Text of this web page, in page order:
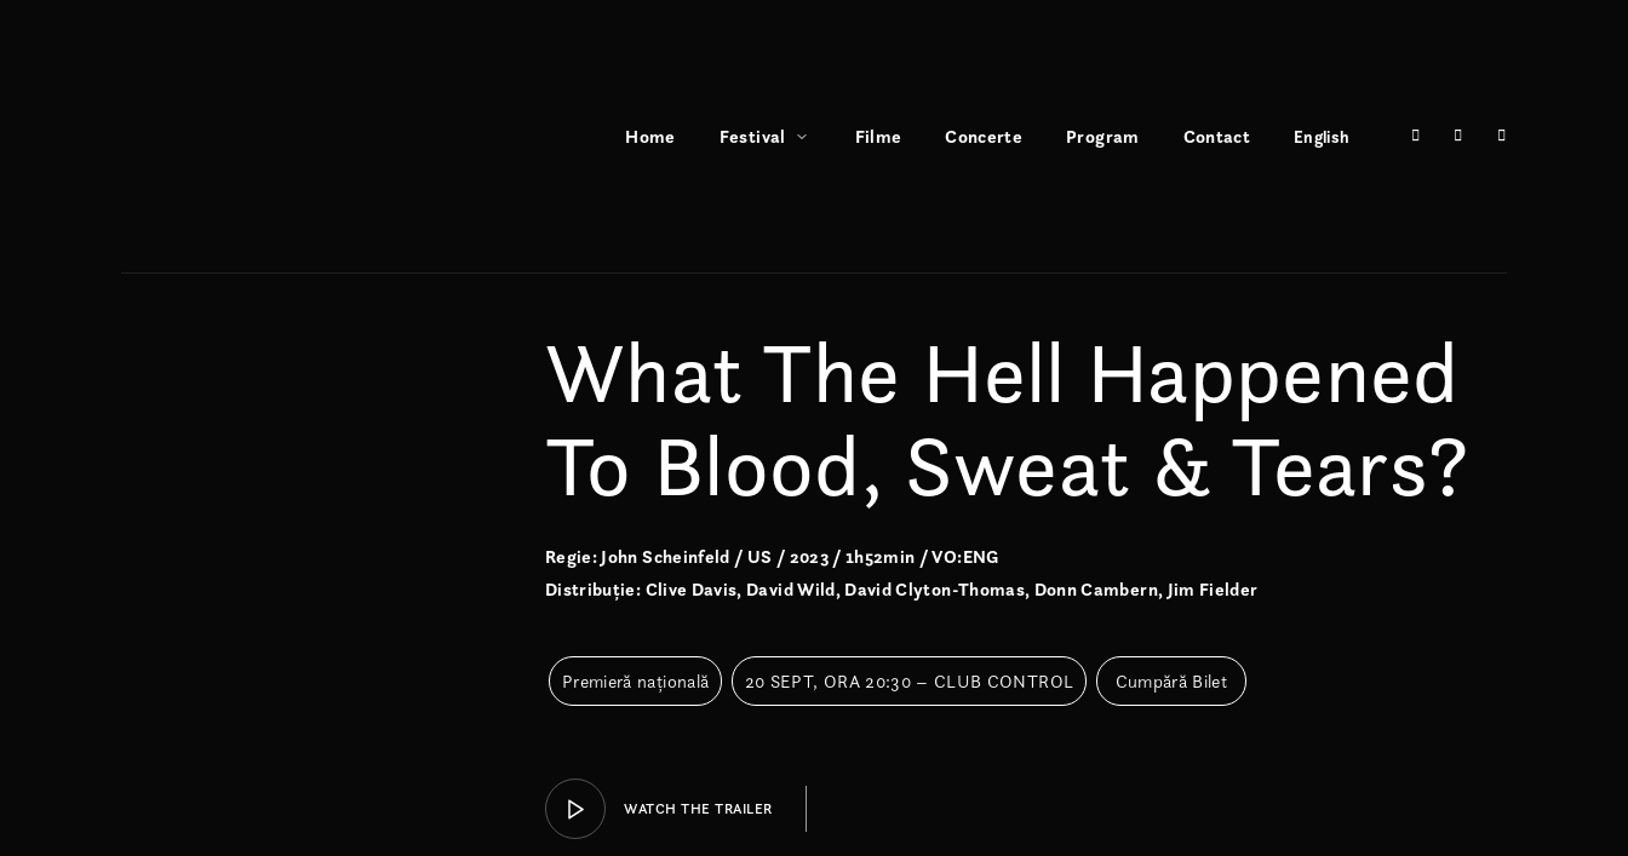
Home Festival Filme Concerte Program Contact English
What The Hell Happened
To Blood, Sweat & Tears?
Regie: John Scheinfeld / US / 2023 / 1h52min / VO:ENG
Distribuție: Clive Davis, David Wild, David Clyton-Thomas, Donn Cambern, Jim Fielder
Premieră națională 20 SEPT, ORA 20:30 – CLUB CONTROL Cumpără Bilet
WATCH THE TRAILER